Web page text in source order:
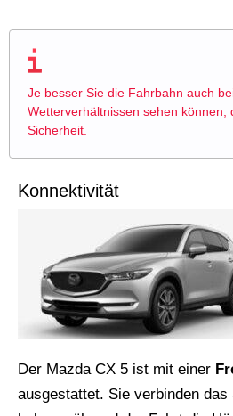
Je besser Sie die Fahrbahn auch
Wetterverhältnissen sehen können,
Sicherheit.
Konnektivität
Der Mazda CX 5 ist mit einer
ausgestattet. Sie verbinden das